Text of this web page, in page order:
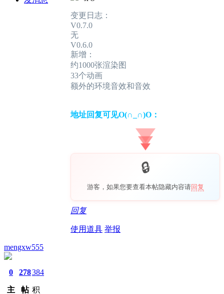
变更日志：
V0.7.0
无
V0.6.0
新增：
约1000张渲染图
33个动画
额外的环境音效和音效
地址回复可见O(∩_∩)O：
游客，如果您要查看本帖隐藏内容请回复
回复
使用道具 举报
mengxw555
0
主
278
帖
384
积